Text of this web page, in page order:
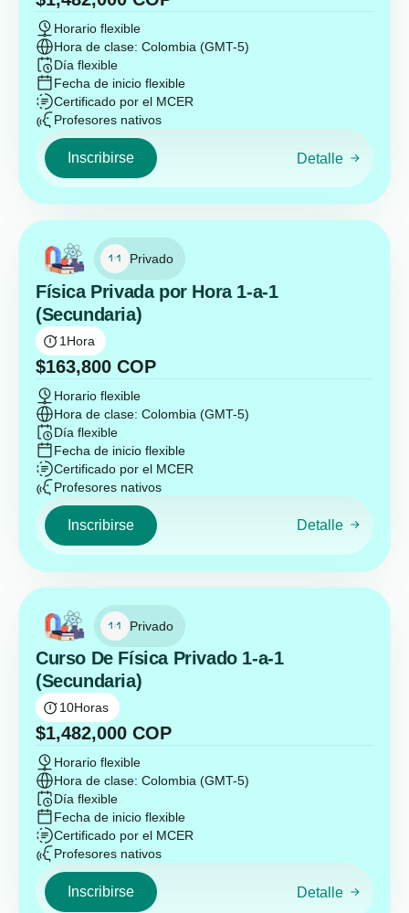
Horario flexible
Hora de clase: Colombia (GMT-5)
Día flexible
Fecha de inicio flexible
Certificado por el MCER
Profesores nativos
Inscribirse Detalle
Privado
Física Privada por Hora 1-a-1
(Secundaria)
1 Hora
$163,800 COP
Horario flexible
Hora de clase: Colombia (GMT-5)
Día flexible
Fecha de inicio flexible
Certificado por el MCER
Profesores nativos
Inscribirse Detalle
Privado
Curso De Física Privado 1-a-1
(Secundaria)
10Horas
$1,482,000 COP
Horario flexible
Hora de clase: Colombia (GMT-5)
Día flexible
Fecha de inicio flexible
Certificado por el MCER
Profesores nativos
Inscribirse Detalle